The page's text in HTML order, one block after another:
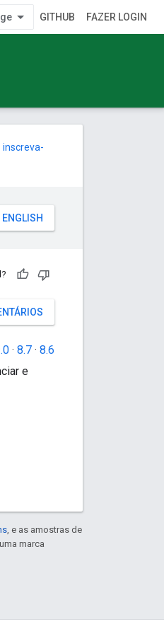
GITHUB FAZER LOGIN
inscreva-
· 8.7 · 8.6
e
, e as amostras de
marca